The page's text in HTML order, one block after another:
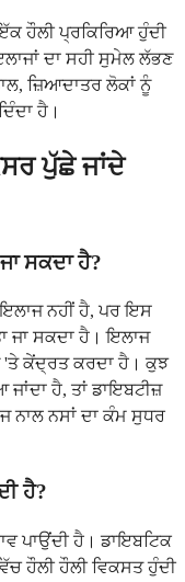
ਹੌਲੀ ਪ੍ਰਕਿਰਿਆ ਹੁੰਦੀ
ਦਾ ਸਹੀ ਸੁਮੇਲ ਲੱਭਣ
ਜ਼ਿਆਦਾਤਰ ਲੋਕਾਂ ਨੂੰ
ਹੈ।
ਪੁੱਛੇ ਜਾਂਦੇ
ਸਕਦਾ ਹੈ?
ਨਹੀਂ ਹੈ, ਪਰ ਇਸ
ਜਾ ਸਕਦਾ ਹੈ। ਇਲਾਜ
'ਤੇ ਕੇਂਦ੍ਰਤ ਕਰਦਾ ਹੈ। ਕੁਝ
ਹੈ, ਤਾਂ ਡਾਇਬਟੀਜ਼
ਨਸਾਂ ਦਾ ਕੰਮ ਸੁਧਰ
ਹੈ?
ਪਾਉਂਦੀ ਹੈ। ਡਾਇਬਟਿਕ
ਹੌਲੀ ਹੌਲੀ ਵਿਕਸਤ ਹੁੰਦੀ